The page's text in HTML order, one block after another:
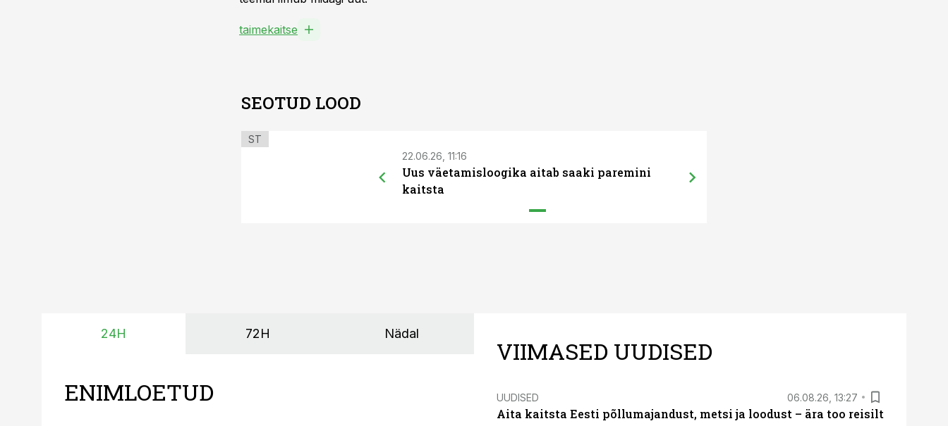
taimekaitse
SEOTUD LOOD
ST
22.06.26, 11:16
Uus väetamisloogika aitab saaki paremini
kaitsta
24H 72H Nädal
ENIMLOETUD
VIIMASED UUDISED
UUDISED 06.08.26, 13:27
Aita kaitsta Eesti põllumajandust, metsi ja loodust – ära too reisilt